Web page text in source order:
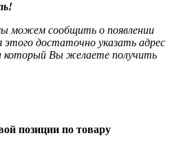
можем сообщить о появлении
этого достаточно указать адрес
который Вы желаете получить
позиции по товару